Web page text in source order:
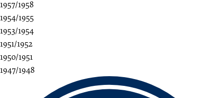
1957/1958
1954/1955
1953/1954
1951/1952
1950/1951
1947/1948